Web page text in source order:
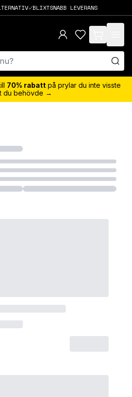
BLIXTSNABB LEVERANS
items in cart,
70% rabatt på prylar du inte visste
du behövde →